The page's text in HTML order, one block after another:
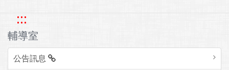
:::
輔導室
公告訊息